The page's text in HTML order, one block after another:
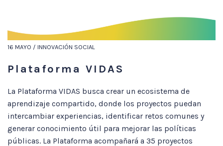
16 MAYO / INNOVACIÓN SOCIAL
Plataforma VIDAS
La Plataforma VIDAS busca crear un ecosistema de
aprendizaje compartido, donde los proyectos puedan
intercambiar experiencias, identificar retos comunes y
generar conocimiento útil para mejorar las políticas
públicas. La Plataforma acompañará a 35 proyectos